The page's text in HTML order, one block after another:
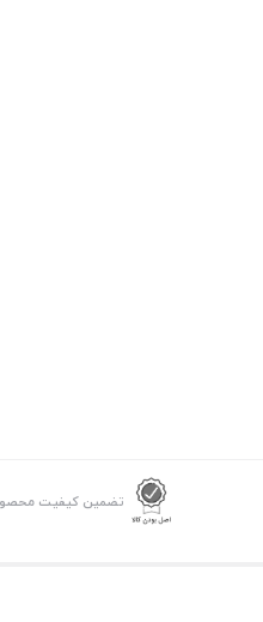
تضمین کیفیت